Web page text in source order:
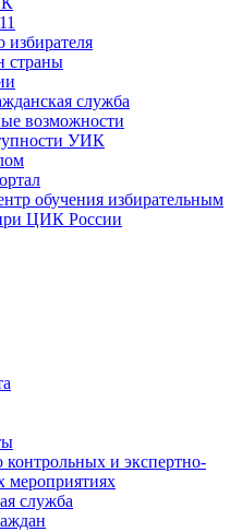
избирателя
страны
служба
возможности
УИК
обучения избирательным
ЦИК России
и экспертно-
мероприятиях
служба